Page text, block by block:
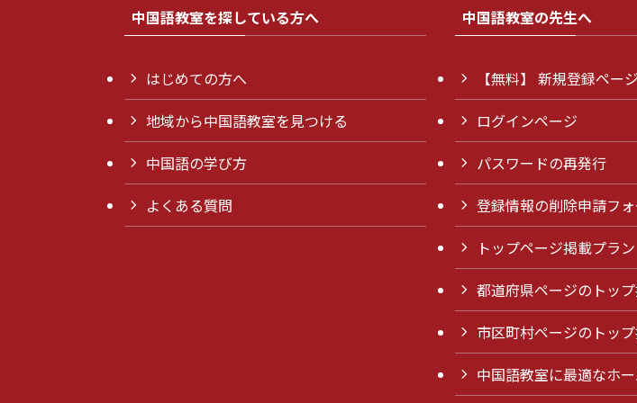
中国語教室を探している方へ
はじめての方へ
地域から中国語教室を見つける
中国語の学び方
よくある質問
中国語教室の先生へ
【無料】 新規登録ページ
ログインページ
パスワードの再発行
登録情報の削除申請フ
トップページ掲載プラン
都道府県ページのトッ
市区町村ページのトッ
中国語教室に最適なホ